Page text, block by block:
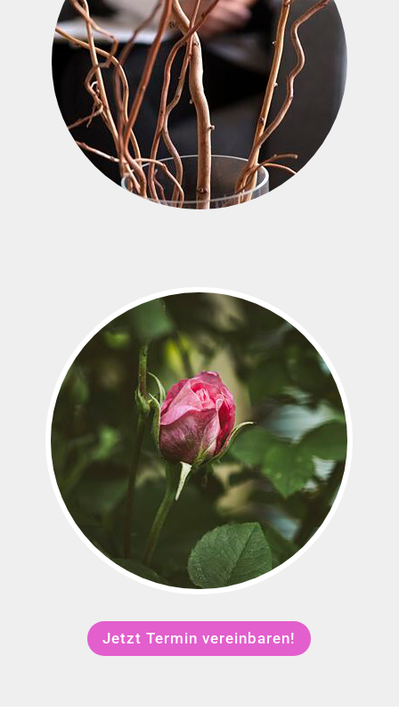
Jetzt Termin vereinbaren!